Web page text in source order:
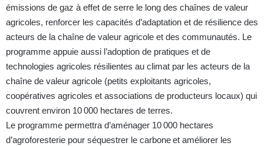
émissions de gaz à effet de serre le long des chaînes de valeur
agricoles, renforcer les capacités d’adaptation et de résilience des
acteurs de la chaîne de valeur agricole et des communautés. Le
programme appuie aussi l’adoption de pratiques et de
technologies agricoles résilientes au climat par les acteurs de la
chaîne de valeur agricole (petits exploitants agricoles,
coopératives agricoles et associations de producteurs locaux) qui
couvrent environ 10000 hectares de terres.
Le programme permettra d’aménager 10000 hectares
d’agroforesterie pour séquestrer le carboneet améliorer les